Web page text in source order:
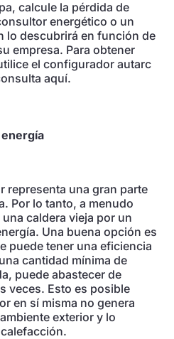
calcule la pérdida de
energético o un
lo descubrirá en función de
empresa. Para obtener
el configurador autarc
aquí.
representa una gran parte
Por lo tanto, a menudo
caldera vieja por un
Una buena opción es
puede tener una eficiencia
cantidad mínima de
puede abastecer de
veces. Esto es posible
en sí misma no genera
exterior y lo